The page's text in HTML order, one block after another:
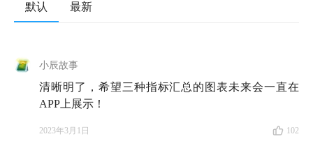
默认 最新
小辰故事
清晰明了，希望三种指标汇总的图表未来会一直在
APP上展示！
2023年3月1日 102